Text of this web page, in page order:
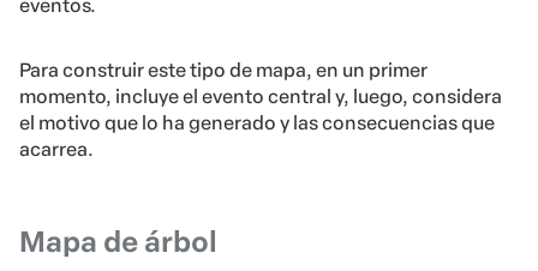
eventos.
Para construir este tipo de mapa, en un primer
momento, incluye el evento central y, luego, considera
el motivo que lo ha generado y las consecuencias que
acarrea.
Mapa de árbol